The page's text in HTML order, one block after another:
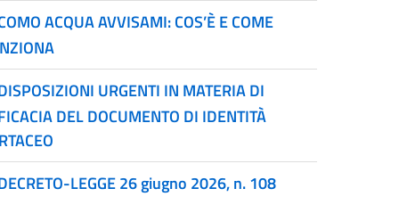
ACQUA AVVISAMI: COS’È E COME
URGENTI IN MATERIA DI
DEL DOCUMENTO DI IDENTITÀ
LEGGE 26 giugno 2026, n. 108